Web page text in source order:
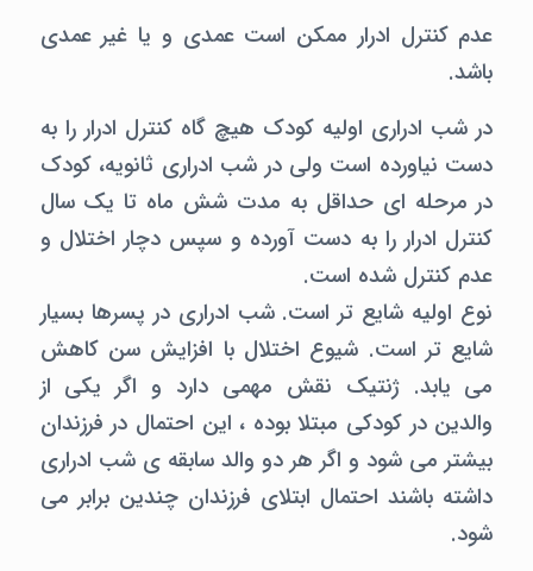
عدم کنترل ادرار ممکن است عمدی و یا غیر عمدی
باشد.
در شب ادراری اولیه کودک هیچ گاه کنترل ادرار را به
دست نیاورده است ولی در شب ادراری ثانویه، کودک
در مرحله ای حداقل به مدت شش ماه تا یک سال
کنترل ادرار را به دست آورده و سپس دچار اختلال و
عدم کنترل شده است.
نوع اولیه شایع تر است. شب ادراری در پسرها بسیار
شایع تر است. شیوع اختلال با افزایش سن کاهش
می یابد. ژنتیک نقش مهمی دارد و اگر یکی از
والدین در کودکی مبتلا بوده ، این احتمال در فرزندان
بیشتر می شود و اگر هر دو والد سابقه ی شب ادراری
داشته باشند احتمال ابتلای فرزندان چندین برابر می
شود.